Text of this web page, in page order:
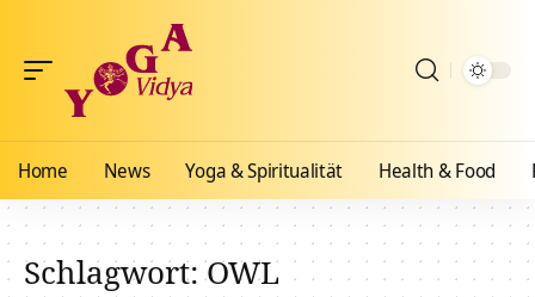
Home News Yoga & Spiritualität Health & Food
Schlagwort:OWL